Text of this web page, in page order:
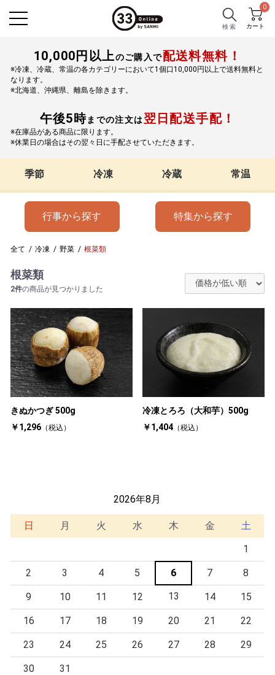
検 索 カート
0
10,000円以上のご購入で配送料無料！
※冷凍、冷蔵、常温の各カテゴリーにおいて1個口10,000円以上で送料無料と
なります。
※北海道、沖縄県、離島を除きます。
午後5時までの注文は翌日配送手配！
※在庫品がある商品に限ります。
※休業日の場合はその翌々日に手配させていただきます。
季節 冷凍 冷蔵 常温
行事から探す 特集から探す
全て / 冷凍 / 野菜 / 根菜類
根菜類
2件の商品が見つかりました
きぬかつぎ 500g
￥1,296 （税込）
冷凍とろろ（大和芋）500g
￥1,404 （税込）
2026年8月
日 月 火 水 木 金
土
1
2 3 4 5 6 7 8
9 10 11 12 13 14 15
16 17 18 19 20 21 22
23 24 25 26 27 28 29
30 31